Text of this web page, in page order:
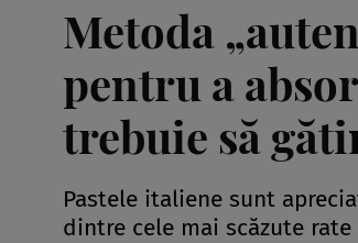
Metoda
pentru a
trebuie să
Pastele italiene sunt
dintre cele mai scăzute